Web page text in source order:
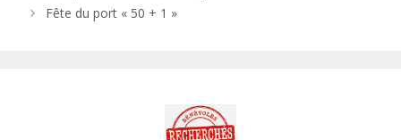
Fête du port « 50 + 1 »